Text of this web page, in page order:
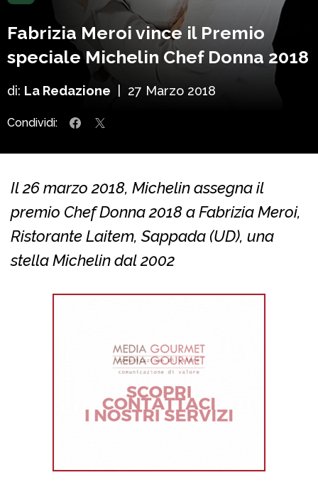
Fabrizia Meroi vince il Premio
speciale Michelin Chef Donna 2018
di: La Redazione 27 Marzo 2018
Condividi:
Il 26 marzo 2018, Michelin assegna il
premio Chef Donna 2018 a Fabrizia Meroi,
Ristorante Laitem, Sappada (UD), una
stella Michelin dal 2002